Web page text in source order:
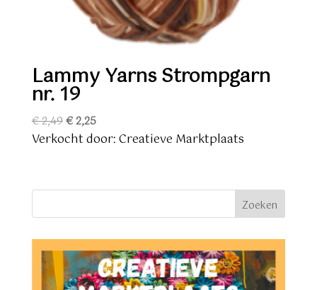
Lammy Yarns Strompgarn
nr. 19
€2,49Oorspronkelijke
prijs
€2,25Huidige
prijs
Verkocht door: Creatieve Marktplaats
Zoeken